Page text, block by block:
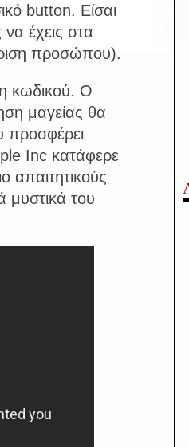
button. Είσαι
έχεις στα
προσώπου).
κωδικού. Ο
μαγείας θα
προσφέρει
Inc κατάφερε
απαιτητικούς
μυστικά του